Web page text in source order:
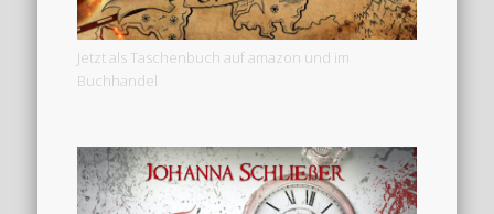
Jetzt als Taschenbuch auf amazon und im
Buchhandel